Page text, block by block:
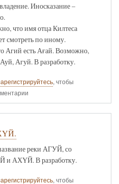
Иносказание –
что имя отца Килтеса
смотреть по иному.
Агий есть Ағай. Возможно,
Агуй. В разработку.
, чтобы
реки АГУЙ, со
и АХҮЙ. В разработку.
, чтобы